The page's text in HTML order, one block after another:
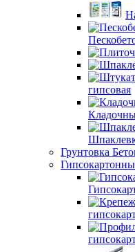
гипсовая
Грунтовка